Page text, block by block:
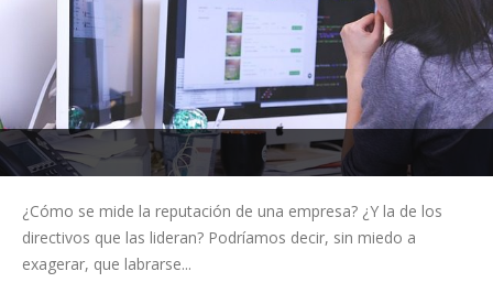
¿Cómo se mide la reputación de una empresa? ¿Y la de los
directivos que las lideran? Podríamos decir, sin miedo a
exagerar, que labrarse...